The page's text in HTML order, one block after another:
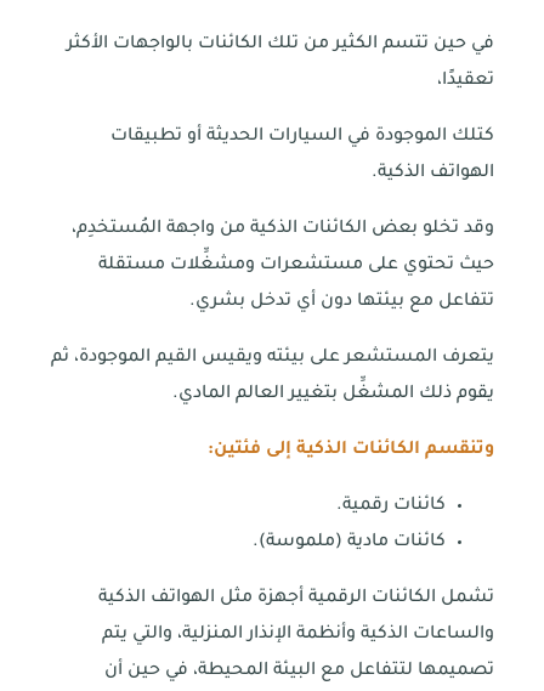
في حين تتسم الكثير من تلك الكائنات بالواجهات الأكثر
تعقيدًا،
كتلك الموجودة في السيارات الحديثة أو تطبيقات
الهواتف الذكية.
وقد تخلو بعض الكائنات الذكية من واجهة المُستخدِم،
حيث تحتوي على مستشعرات ومشغِّلات مستقلة
تتفاعل مع بيئتها دون أي تدخل بشري.
يتعرف المستشعر على بيئته ويقيس القيم الموجودة، ثم
يقوم ذلك المشغِّل بتغيير العالم المادي.
وتنقسم الكائنات الذكية إلى فئتين:
كائنات رقمية.
كائنات مادية (ملموسة).
تشمل الكائنات الرقمية أجهزة مثل الهواتف الذكية
والساعات الذكية وأنظمة الإنذار المنزلية، والتي يتم
تصميمها لتتفاعل مع البيئة المحيطة، في حين أن